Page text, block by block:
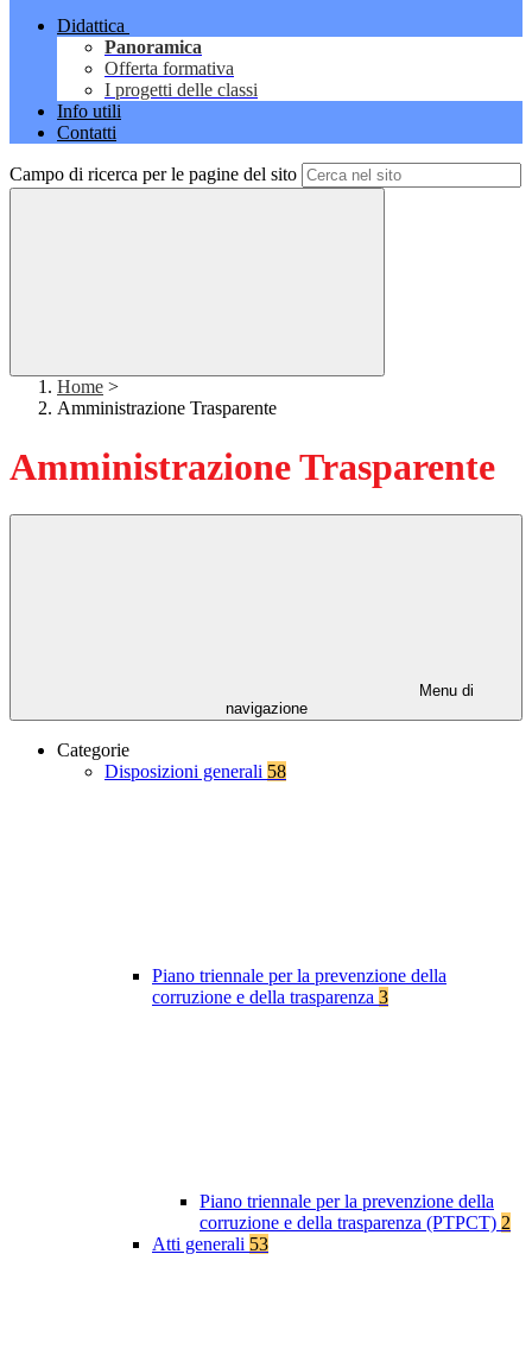
Didattica
Panoramica
Offerta formativa
I progetti delle classi
Info utili
Contatti
Campo di ricerca per le pagine del sito
Home >
Amministrazione Trasparente
Amministrazione Trasparente
Menu di
navigazione
Categorie
Disposizioni generali 58
Piano triennale per la prevenzione della
corruzione e della trasparenza 3
Piano triennale per la prevenzione della
corruzione e della trasparenza (PTPCT) 2
Atti generali 53